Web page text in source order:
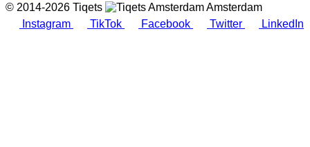
© 2014-2026 Tiqets
Amsterdam
Instagram
TikTok Facebook Twitter LinkedIn